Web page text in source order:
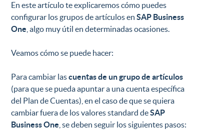
En este artículo te explicaremos cómo puedes
configurar los grupos de artículos enSAP Business
One , algo muy útil en determinadas ocasiones.
Veamos cómo se puede hacer:
Para cambiar lascuentas de un grupo de artículos
(para que se pueda apuntar a una cuenta específica
del Plan de Cuentas), en el caso de que se quiera
cambiar fuera de los valores standard deSAP
Business One , se deben seguir los siguientes pasos: